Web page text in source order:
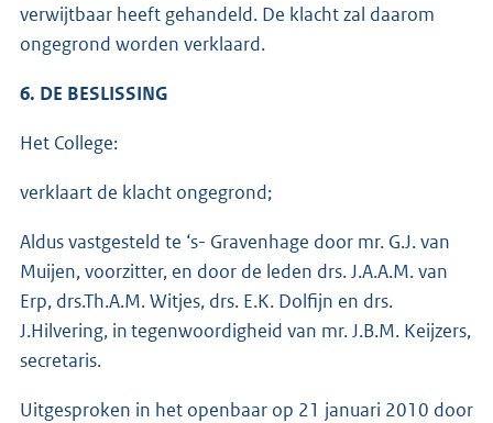
verwijtbaar heeft gehandeld. De klacht zal daarom
ongegrond worden verklaard.
6. DE BESLISSING
Het College:
verklaart de klacht ongegrond;
Aldus vastgesteld te ‘s- Gravenhage door mr. G.J. van
Muijen, voorzitter, en door de leden drs. J.A.A.M. van
Erp, drs.Th.A.M. Witjes, drs. E.K. Dolfijn en drs.
J.Hilvering, in tegenwoordigheid van mr. J.B.M. Keijzers,
secretaris.
Uitgesproken in het openbaar op 21 januari 2010 door